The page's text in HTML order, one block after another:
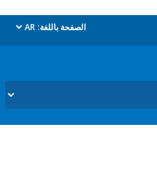
الصفحة باللغة: AR
dropdown